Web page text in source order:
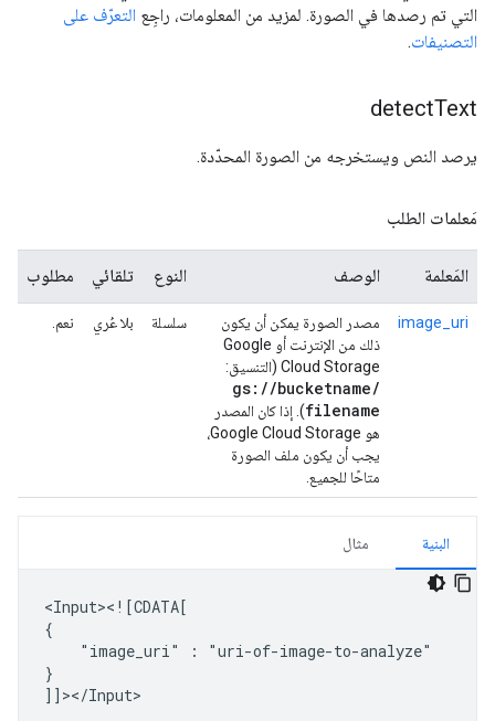
التي تم رصدها في الصورة. لمزيد من المعلومات، راجِع التعرّف على
التصنيفات.
detectText
يرصد النص ويستخرجه من الصورة المحدّدة.
مَعلمات الطلب
المَعلمة الوصف النوع تلقائي مطلوب
image_uri
مصدر الصورة يمكن أن يكون
ذلك من الإنترنت أو Google
Cloud Storage (التنسيق:
gs: //bucketname/
filename). إذا كان المصدر
هو Google Cloud Storage،
يجب أن يكون ملف الصورة
متاحًا للجميع.
سلسلة بلا عُري نعم.
البنية مثال
<Input><![CDATA[
"image_uri"
:
"uri-of-image-to-analyze"
}